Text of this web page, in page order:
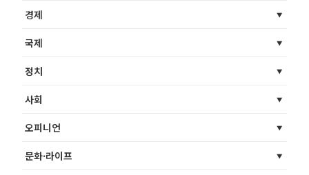
경제
국제
정치
사회
오피니언
문화·라이프